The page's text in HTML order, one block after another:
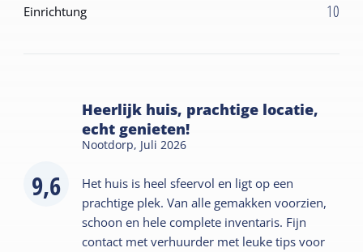
Einrichtung 10
9,6
Heerlijk huis, prachtige locatie,
echt genieten!
Nootdorp, Juli 2026
Het huis is heel sfeervol en ligt op een
prachtige plek. Van alle gemakken voorzien,
schoon en hele complete inventaris. Fijn
contact met verhuurder met leuke tips voor